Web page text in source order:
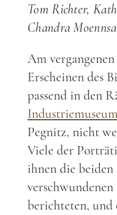
Tom Richter,
Chandra
Am
Erscheinen des
passend in den
Pegnitz, nicht
Viele der
ihnen die
berichteten, und